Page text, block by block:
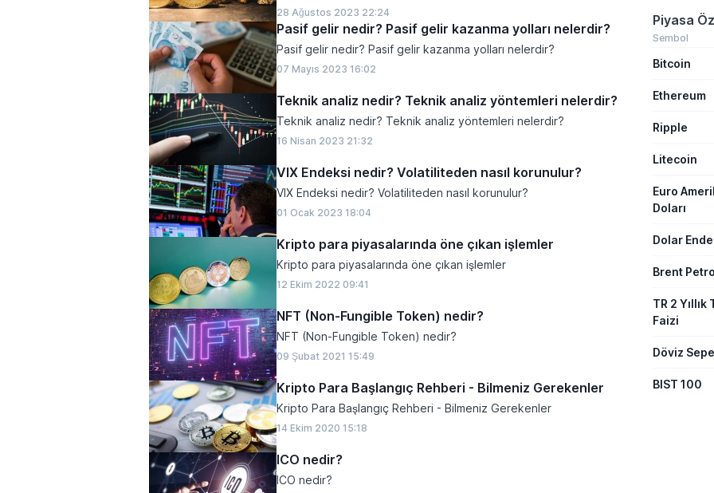
28 Ağustos 2023 22:24
Pasif gelir nedir? Pasif gelir kazanma yolları nelerdir?
Pasif gelir nedir? Pasif gelir kazanma yolları nelerdir?
07 Mayıs 2023 16:02
Teknik analiz nedir? Teknik analiz yöntemleri nelerdir?
Teknik analiz nedir? Teknik analiz yöntemleri nelerdir?
16 Nisan 2023 21:32
VIX Endeksi nedir? Volatiliteden nasıl korunulur?
VIX Endeksi nedir? Volatiliteden nasıl korunulur?
01 Ocak 2023 18:04
Kripto para piyasalarında öne çıkan işlemler
Kripto para piyasalarında öne çıkan işlemler
12 Ekim 2022 09:41
NFT (Non-Fungible Token) nedir?
NFT (Non-Fungible Token) nedir?
09 Şubat 2021 15:49
Kripto Para Başlangıç Rehberi - Bilmeniz Gerekenler
Kripto Para Başlangıç Rehberi - Bilmeniz Gerekenler
14 Ekim 2020 15:18
ICO nedir?
ICO nedir?
TKGS
VavaAI
göre
yüzde 0,2
Piyasa
Sembol
Bitcoin
Ethereum
Ripple
Litecoin
Euro
Doları
Dolar
Brent
TR 2 Yıllık
Faizi
Döviz
BIST 100